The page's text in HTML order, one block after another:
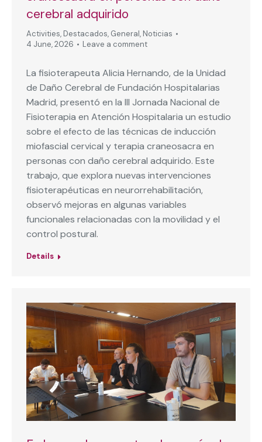
cerebral adquirido
Activities, Destacados, General, Noticias
4 June, 2026
Leave a comment
La fisioterapeuta Alicia Hernando, de la Unidad
de Daño Cerebral de Fundación Hospitalarias
Madrid, presentó en la III Jornada Nacional de
Fisioterapia en Atención Hospitalaria un estudio
sobre el efecto de las técnicas de inducción
miofascial cervical y terapia craneosacra en
personas con daño cerebral adquirido. Este
trabajo, que explora nuevas intervenciones
fisioterapéuticas en neurorrehabilitación,
observó mejoras en algunas variables
funcionales relacionadas con la movilidad y el
control postural.
Details